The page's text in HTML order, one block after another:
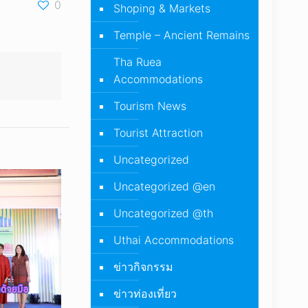
0
Shoping & Markets
Temple – Ancient Remains
Tha Ruea
Accommodations
Tourism News
Tourist Attraction
Uncategorized
Uncategorized @en
Uncategorized @th
Uthai Accommodations
ข่าวกิจกรรม
ข่าวท่องเที่ยว